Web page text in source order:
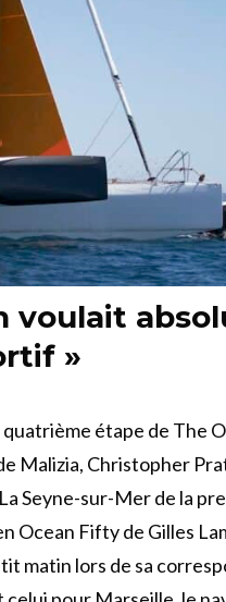
voulait
»
étape de The
Malizia, Christopher
Seyne-sur-Mer de la
Ocean Fifty de Gilles
matin lors de sa